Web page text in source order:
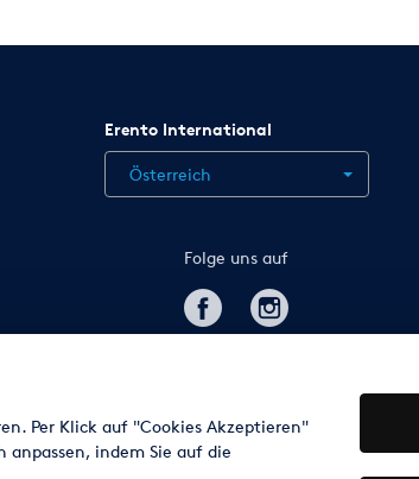
Erento International
Österreich
Folge uns auf
Per Klick auf "Cookies Akzeptieren"
indem Sie auf die